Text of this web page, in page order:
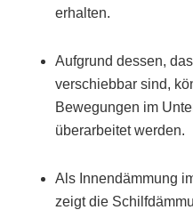
erhalten.
Aufgrund dessen,
verschiebbar sind,
Bewegungen im
überarbeitet werden.
Als Innendämmung
zeigt die